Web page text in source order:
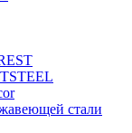
стали